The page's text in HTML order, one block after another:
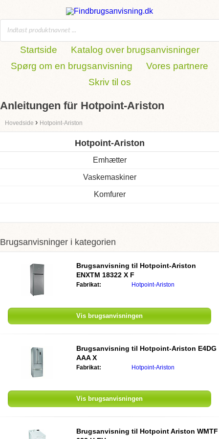
Startside
Katalog over brugsanvisninger
Spørg om en brugsanvisning
Vores partnere
Skriv til os
Anleitungen für Hotpoint-Ariston
Hovedside › Hotpoint-Ariston
Hotpoint-Ariston
Emhætter
Vaskemaskiner
Komfurer
Brugsanvisninger i kategorien
Brugsanvisning til Hotpoint-Ariston
ENXTM 18322 X F
Fabrikat: Hotpoint-Ariston
Vis brugsanvisningen
Brugsanvisning til Hotpoint-Ariston E4DG
AAA X
Fabrikat: Hotpoint-Ariston
Vis brugsanvisningen
Brugsanvisning til Hotpoint Ariston WMTF